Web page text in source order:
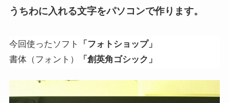
うちわに入れる文字をパソコンで作ります。
今回使ったソフト
「フォトショップ」
書体（フォント）
「創英角ゴシック」